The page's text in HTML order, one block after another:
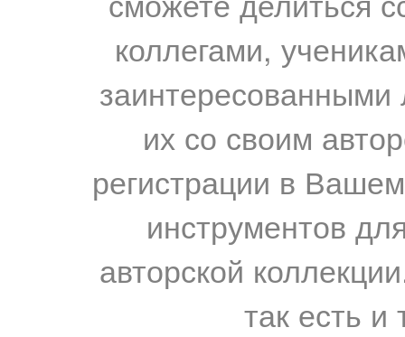
коллегами,
их со своим
регистрации в
инструментов
авторской
так есть и